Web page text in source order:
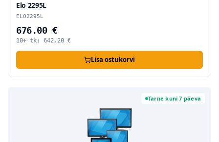
Elo 2295L
ELO2295L
676.00 €
10+ tk: 642.20 €
Lisa ostukorvi
Tarne kuni 7 päeva